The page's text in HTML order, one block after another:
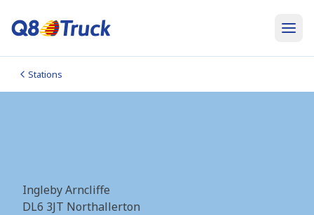
Stations
Ingleby Arncliffe
DL6 3JT Northallerton